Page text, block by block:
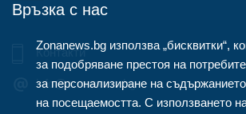
Връзка с нас
Контакти
info@zonanews.bg
Zonanews.bg използва „бисквитки“,
за подобряване престоя на
за персонализиране на
на посещаемостта. С използването